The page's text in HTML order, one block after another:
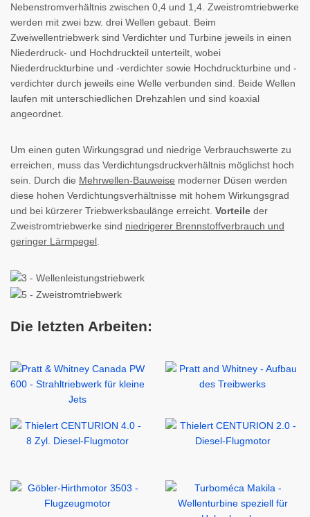
Nebenstromverhältnis zwischen 0,4 und 1,4. Zweistromtriebwerke
werden mit zwei bzw. drei Wellen gebaut. Beim
Zweiwellentriebwerk sind Verdichter und Turbine jeweils in einen
Niederdruck- und Hochdruckteil unterteilt, wobei
Niederdruckturbine und -verdichter sowie Hochdruckturbine und -
verdichter durch jeweils eine Welle verbunden sind. Beide Wellen
laufen mit unterschiedlichen Drehzahlen und sind koaxial
angeordnet.
Um einen guten Wirkungsgrad und niedrige Verbrauchswerte zu
erreichen, muss das Verdichtungsdruckverhältnis möglichst hoch
sein. Durch die Mehrwellen-Bauweise moderner Düsen werden
diese hohen Verdichtungsverhältnisse mit hohem Wirkungsgrad
und bei kürzerer Triebwerksbaulänge erreicht. Vorteile der
Zweistromtriebwerke sind niedrigerer Brennstoffverbrauch und
geringer Lärmpegel
Die letzten Arbeiten: